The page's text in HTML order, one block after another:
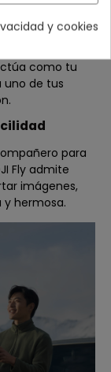
rápida y
como tu
uno de tus
para
Fly admite
imágenes,
hermosa.
y cookies